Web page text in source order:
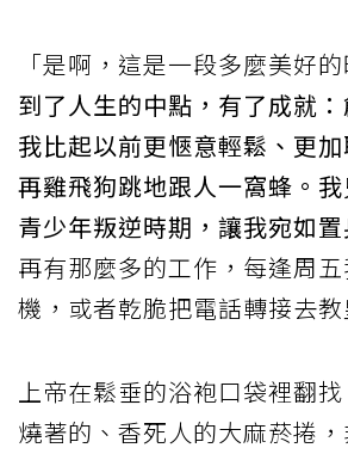
「是啊，這是一段多麼美好的
到了人生的中點，有了成就：
我比起以前更愜意輕鬆、更
再雞飛狗跳地跟人一窩蜂。
青少年叛逆時期，讓我宛如置
再有那麼多的工作，每逢周
機，或者乾脆把電話轉接去教
上帝在鬆垂的浴袍口袋裡翻
燒著的、香死人的大麻菸捲